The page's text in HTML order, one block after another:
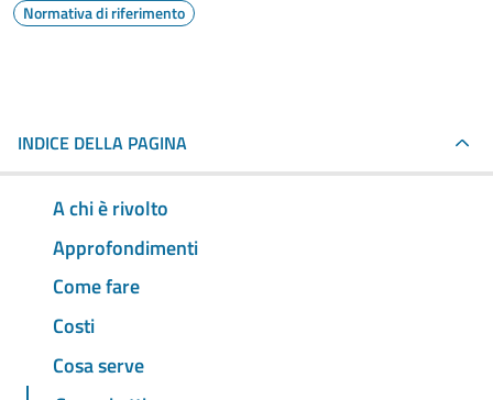
Normativa di riferimento
INDICE DELLA PAGINA
A chi è rivolto
Approfondimenti
Come fare
Costi
Cosa serve